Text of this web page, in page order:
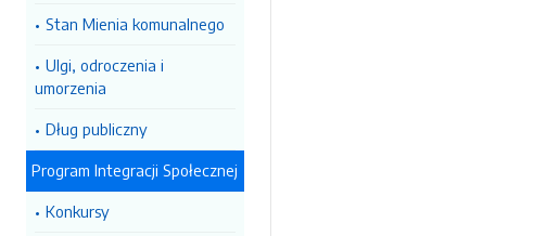
Stan Mienia komunalnego
Ulgi, odroczenia i
umorzenia
Dług publiczny
Program Integracji Społecznej
Konkursy